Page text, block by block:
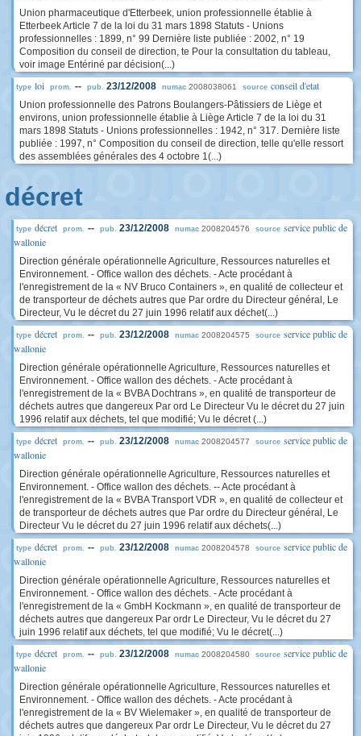
Union pharmaceutique d'Etterbeek, union professionnelle établie à
Etterbeek Article 7 de la loi du 31 mars 1898 Statuts - Unions
professionnelles : 1899, n° 99 Dernière liste publiée : 2002, n° 19
Composition du conseil de direction, te Pour la consultation du tableau,
voir image Entériné par décision(...)
type loi prom. -- pub. 23/12/2008 numac 2008038061 source conseil d'etat
Union professionnelle des Patrons Boulangers-Pâtissiers de Liège et
environs, union professionnelle établie à Liège Article 7 de la loi du 31
mars 1898 Statuts - Unions professionnelles : 1942, n° 317. Dernière liste
publiée : 1997, n° Composition du conseil de direction, telle qu'elle ressort
des assemblées générales des 4 octobre 1(...)
décret
type décret prom. -- pub. 23/12/2008 numac 2008204576 source service public de
wallonie
Direction générale opérationnelle Agriculture, Ressources naturelles et
Environnement. - Office wallon des déchets. - Acte procédant à
l'enregistrement de la « NV Bruco Containers », en qualité de collecteur et
de transporteur de déchets autres que Par ordre du Directeur général, Le
Directeur, Vu le décret du 27 juin 1996 relatif aux déchet(...)
type décret prom. -- pub. 23/12/2008 numac 2008204575 source service public de
wallonie
Direction générale opérationnelle Agriculture, Ressources naturelles et
Environnement. - Office wallon des déchets. - Acte procédant à
l'enregistrement de la « BVBA Dochtrans », en qualité de transporteur de
déchets autres que dangereux Par ord Le Directeur Vu le décret du 27 juin
1996 relatif aux déchets, tel que modifié; Vu le décret (...)
type décret prom. -- pub. 23/12/2008 numac 2008204577 source service public de
wallonie
Direction générale opérationnelle Agriculture, Ressources naturelles et
Environnement. - Office wallon des déchets. -- Acte procédant à
l'enregistrement de la « BVBA Transport VDR », en qualité de collecteur et
de transporteur de déchets autres que Par ordre du Directeur général, Le
Directeur Vu le décret du 27 juin 1996 relatif aux déchets(...)
type décret prom. -- pub. 23/12/2008 numac 2008204578 source service public de
wallonie
Direction générale opérationnelle Agriculture, Ressources naturelles et
Environnement. - Office wallon des déchets. - Acte procédant à
l'enregistrement de la « GmbH Kockmann », en qualité de transporteur de
déchets autres que dangereux Par ordr Le Directeur, Vu le décret du 27
juin 1996 relatif aux déchets, tel que modifié; Vu le décret(...)
type décret prom. -- pub. 23/12/2008 numac 2008204580 source service public de
wallonie
Direction générale opérationnelle Agriculture, Ressources naturelles et
Environnement. - Office wallon des déchets. - Acte procédant à
l'enregistrement de la « BV Wielemaker », en qualité de transporteur de
déchets autres que dangereux Par ordr Le Directeur, Vu le décret du 27